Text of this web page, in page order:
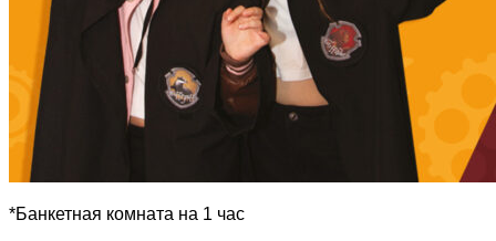
*Банкетная комната на 1 час